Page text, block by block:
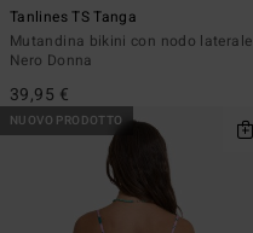
Tanlines TS Tanga
Mutandina bikini con nodo laterale
Nero Donna
39,95 €
NUOVO PRODOTTO